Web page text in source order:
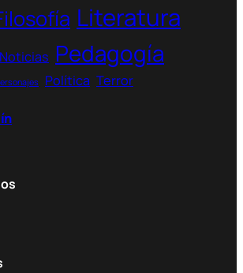
Literatura
Noticias Pedagogía
Política Terror